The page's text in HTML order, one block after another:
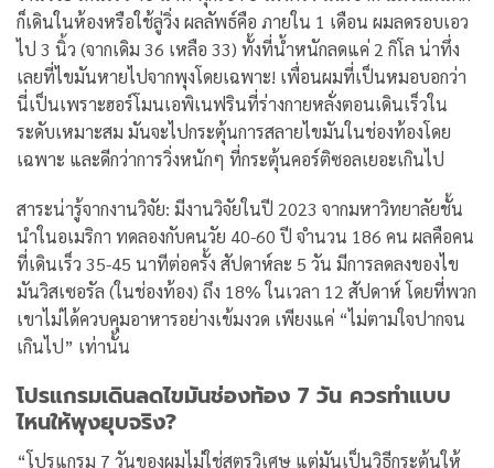
ก็เดินในห้องหรือใช้ลู่วิ่ง ผลลัพธ์คือ ภายใน 1 เดือน ผมลดรอบเอว
ไป 3 นิ้ว (จากเดิม 36 เหลือ 33) ทั้งที่น้ำหนักลดแค่ 2 กิโล น่าทึ่ง
เลยที่ไขมันหายไปจากพุงโดยเฉพาะ! เพื่อนผมที่เป็นหมอบอกว่า
นี่เป็นเพราะฮอร์โมนเอพิเนฟรินที่ร่างกายหลั่งตอนเดินเร็วใน
ระดับเหมาะสม มันจะไปกระตุ้นการสลายไขมันในช่องท้องโดย
เฉพาะ และดีกว่าการวิ่งหนักๆ ที่กระตุ้นคอร์ติซอลเยอะเกินไป
สาระน่ารู้จากงานวิจัย: มีงานวิจัยในปี 2023 จากมหาวิทยาลัยชั้น
นำในอเมริกา ทดลองกับคนวัย 40-60 ปี จำนวน 186 คน ผลคือคน
ที่เดินเร็ว 35-45 นาทีต่อครั้ง สัปดาห์ละ 5 วัน มีการลดลงของไข
มันวิสเซอรัล (ในช่องท้อง) ถึง 18% ในเวลา 12 สัปดาห์ โดยที่พวก
เขาไม่ได้ควบคุมอาหารอย่างเข้มงวด เพียงแค่ “ไม่ตามใจปากจน
เกินไป” เท่านั้น
โปรแกรมเดินลดไขมันช่องท้อง 7 วัน ควรทำแบบ
ไหนให้พุงยุบจริง?
“โปรแกรม 7 วันของผมไม่ใช่สูตรวิเศษ แต่มันเป็นวิธีกระตุ้นให้